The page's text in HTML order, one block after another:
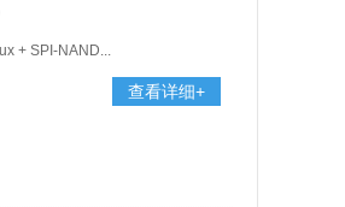
+ SPI-NAND...
查看详细+